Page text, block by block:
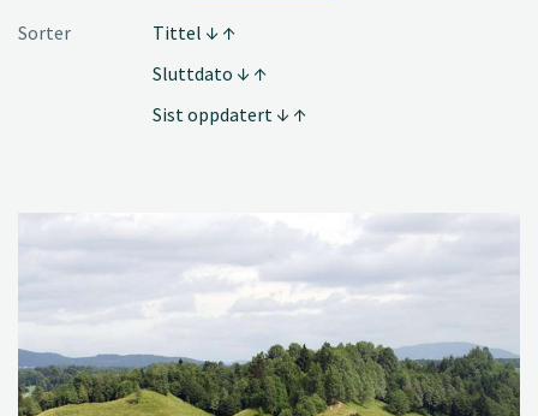
Sorter
Tittel
Sluttdato
Sist oppdatert